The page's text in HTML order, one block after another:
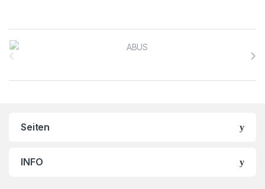
Brands Carousel
Seiten
INFO